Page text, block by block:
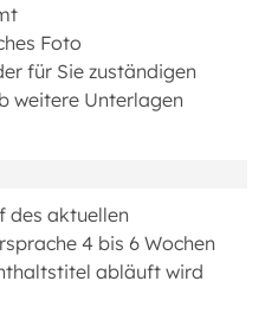
Foto
für Sie zuständigen
weitere Unterlagen
des aktuellen
4 bis 6 Wochen
abläuft wird